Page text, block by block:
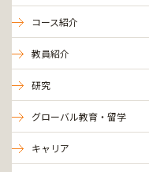
コース紹介
教員紹介
研究
グローバル教育・留学
キャリア